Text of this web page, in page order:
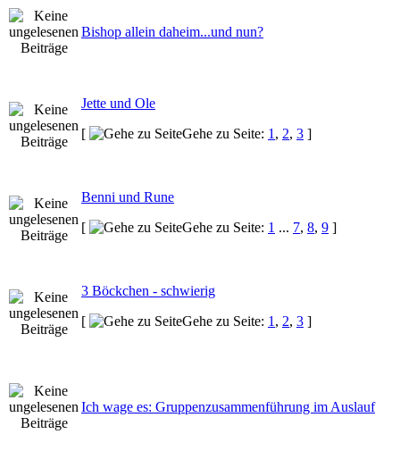
Bishop allein daheim...und nun?
Jette und Ole
[
Gehe zu Seite: 1 , 2, 3 ]
Benni und Rune
[
Gehe zu Seite: 1 ... 7, 8, 9 ]
3 Böckchen - schwierig
[
Gehe zu Seite: 1 , 2, 3 ]
Ich wage es: Gruppenzusammenführung im Auslauf